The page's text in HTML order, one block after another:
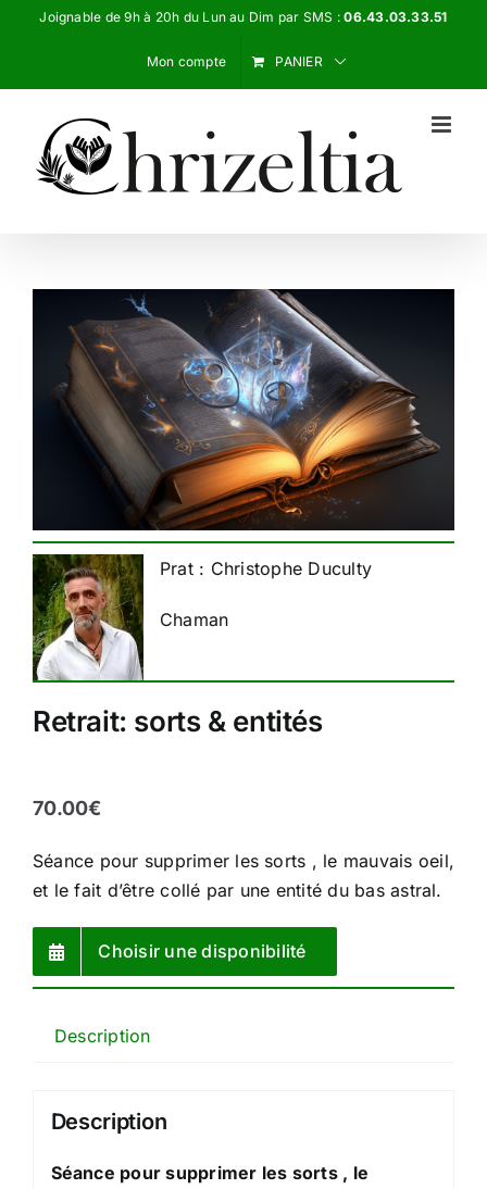
PasserJoignable de 9h à 20h du Lun au Dim par SMS :06.43.03.33.51
Mon compte PANIER
Prat : Christophe Duculty
Chaman
Retrait: sorts & entités
70.00€
Séance pour supprimer les sorts , le mauvais oeil,
et le fait d’être collé par une entité du bas astral.
Choisir une disponibilité
Description
Description
Séance pour supprimer les sorts , le